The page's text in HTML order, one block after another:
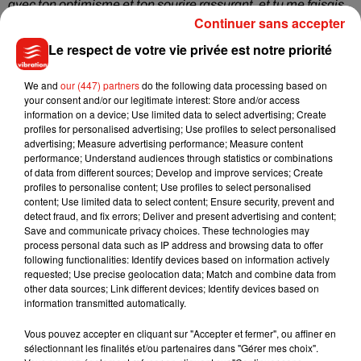
avec ton optimisme et ton sourire rassurant, et tu me faisais
savoir que tu étais mon ami et que j’étais aimé. Tu étais têtu,
opiniâtre et te moquais de l’avis des gens quand tu savais
qu’ils avaient tort. Même si ça nous a valu quelques prises de
tête, je te respectais secrètement pour ça ! D’un point de vue
musical, tu étais le plus qualifié dans tous les aspects. Je
n’étais qu’un enfant novice quand tu étais déjà un
professionnel. J’espère que là où tu es, tu es en paix et tu
sais combien tu étais aimé. »
Cet élément est masqué compte-tenu du refus du
dépôt de cookies que vous avez exprimé. Si vous
souhaitez l'afficher, merci de nous donner votre accord
en cliquant sur le bouton ci-dessous.
Le respect de votre vie privée est notre priorité
We and our (447) partnersdo the following data processing based on
your consent and/or our legitimate interest: Store and/or access
information on a device; Use limited data to select advertising; Create
profiles for personalised advertising; Use profiles to select personalised
advertising; Measure advertising performance; Measure content
performance; Understand audiences through statistics or combinations
of data from different sources; Develop and improve services; Create
profiles to personalise content; Use profiles to select personalised
content; Use limited data to select content; Ensure security, prevent and
detect fraud, and fix errors; Deliver and present advertising and content;
Save and communicate privacy choices. These technologies may
process personal data such as IP address and browsing data to offer
following functionalities: Identify devices based on information actively
requested; Use precise geolocation data; Match and combine data from
other data sources; Link different devices; Identify devices based on
information transmitted automatically.
Vous pouvez accepter en cliquant sur "Accepter et fermer", ou affiner en
sélectionnant les finalités et/ou partenaires dans "Gérer mes choix".
Continuer sans accepter